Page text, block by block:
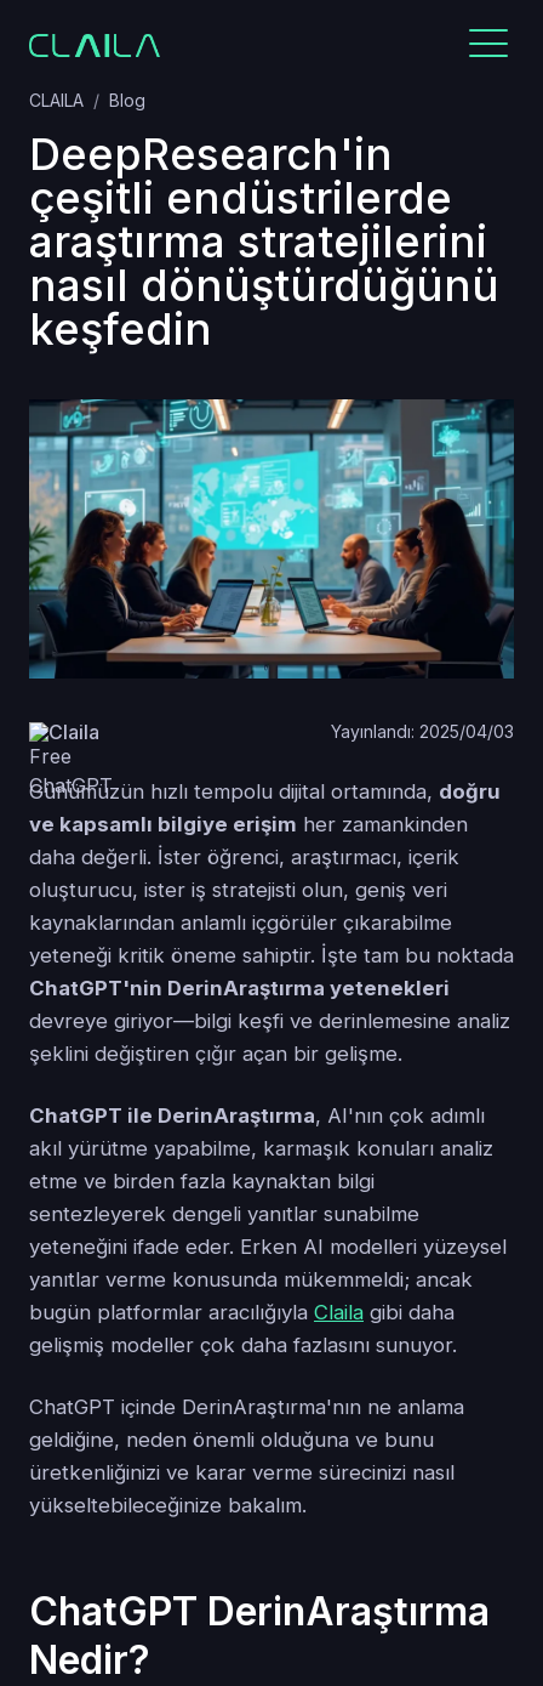
CLAILA Blog
DeepResearch'in
çeşitli endüstrilerde
araştırma stratejilerini
nasıl dönüştürdüğünü
keşfedin
Claila Yayınlandı: 2025/04/03
Günümüzün hızlı tempolu dijital ortamında, doğru
ve kapsamlı bilgiye erişim her zamankinden
daha değerli. İster öğrenci, araştırmacı, içerik
oluşturucu, ister iş stratejisti olun, geniş veri
kaynaklarından anlamlı içgörüler çıkarabilme
yeteneği kritik öneme sahiptir. İşte tam bu noktada
ChatGPT'nin DerinAraştırma yetenekleri
devreye giriyor—bilgi keşfi ve derinlemesine analiz
şeklini değiştiren çığır açan bir gelişme.
ChatGPT ile DerinAraştırma, AI'nın çok adımlı
akıl yürütme yapabilme, karmaşık konuları analiz
etme ve birden fazla kaynaktan bilgi
sentezleyerek dengeli yanıtlar sunabilme
yeteneğini ifade eder. Erken AI modelleri yüzeysel
yanıtlar verme konusunda mükemmeldi; ancak
bugün platformlar aracılığıyla Claila gibi daha
gelişmiş modeller çok daha fazlasını sunuyor.
ChatGPT içinde DerinAraştırma'nın ne anlama
geldiğine, neden önemli olduğuna ve bunu
üretkenliğinizi ve karar verme sürecinizi nasıl
yükseltebileceğinize bakalım.
ChatGPT DerinAraştırma
Nedir?